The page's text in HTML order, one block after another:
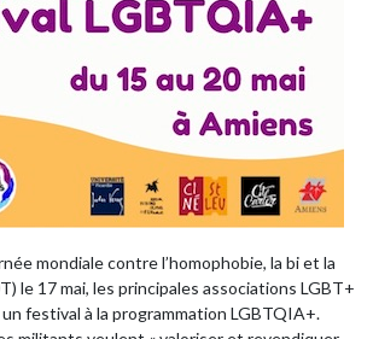
mondiale contre l’homophobie, la bi et la
le 17 mai, les principales associations LGBT+
festival à la programmation LGBTQIA+.